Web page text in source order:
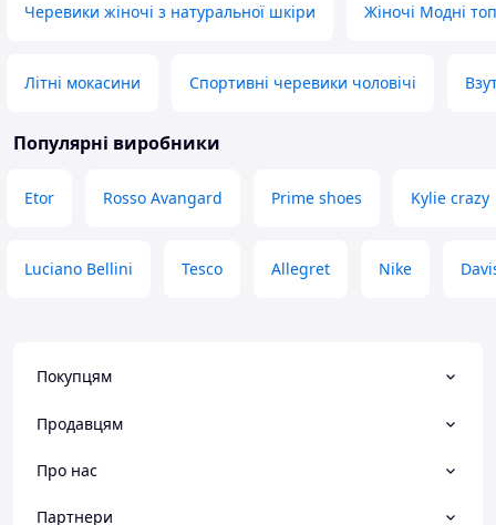
Черевики жіночі з натуральної шкіри Жіночі Модні
Літні мокасини Спортивні черевики чоловічі
Популярні виробники
Etor Rosso Avangard Prime shoes Kylie crazy
Luciano Bellini Tesco Allegret Nike
Покупцям
Продавцям
Про нас
Партнери